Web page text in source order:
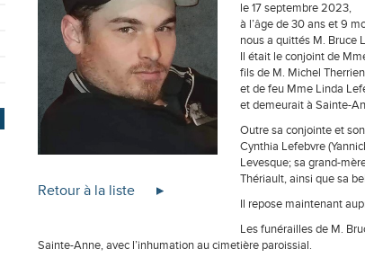
Retour à la liste
le 17 septembre 2023,
à l’âge de 30 ans et 9
nous a quittés M. Bruce
Il était le conjoint de
fils de M. Michel
et de feu Mme Linda
et demeurait à Sainte-
Outre sa conjointe et
Cynthia Lefebvre
Levesque; sa grand-
Thériault, ainsi que sa
Il repose maintenant
Les funérailles de M.
Sainte-Anne, avec l’inhumation au cimetière paroissial.